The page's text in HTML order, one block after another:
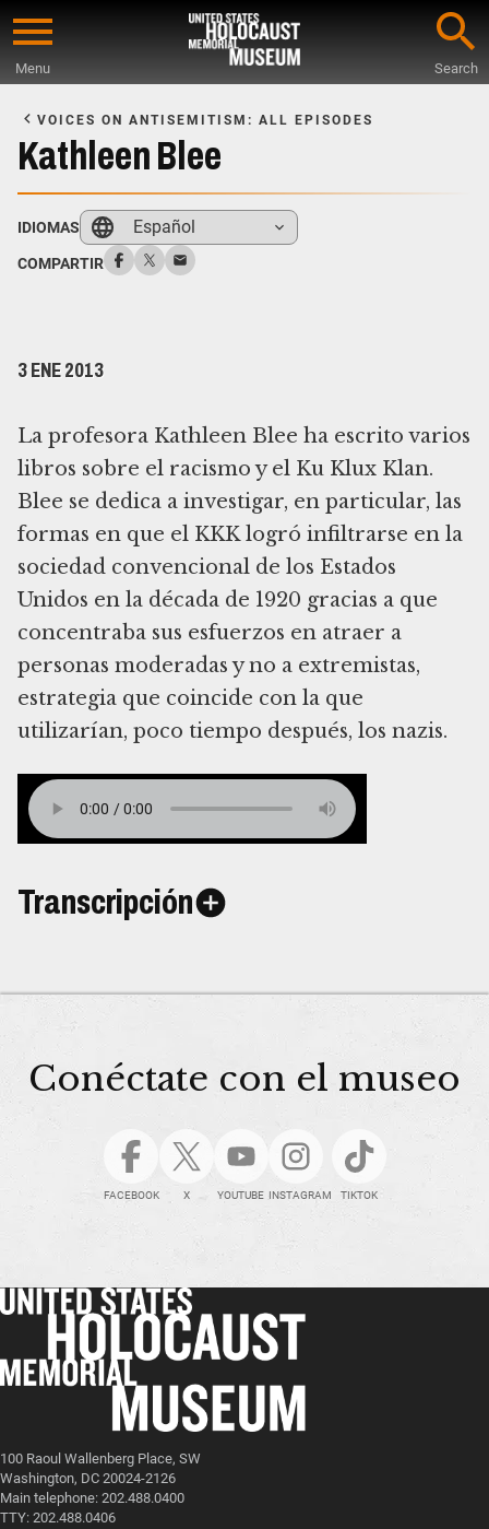
Skip
content
Menu Search
Main
Content
VOICES ON ANTISEMITISM: ALL EPISODES
Kathleen Blee
IDIOMAS Español
COMPARTIR
3 ENE 2013
La profesora Kathleen Blee ha escrito varios
libros sobre el racismo y el Ku Klux Klan.
Blee se dedica a investigar, en particular, las
formas en que el KKK logró infiltrarse en la
sociedad convencional de los Estados
Unidos en la década de 1920 gracias a que
concentraba sus esfuerzos en atraer a
personas moderadas y no a extremistas,
estrategia que coincide con la que
utilizarían, poco tiempo después, los nazis.
Transcripción
Conéctate con el museo
FACEBOOK X YOUTUBE INSTAGRAM TIKTOK
100 Raoul Wallenberg Place, SW
Washington, DC 20024-2126
Main telephone: 202.488.0400
TTY: 202.488.0406